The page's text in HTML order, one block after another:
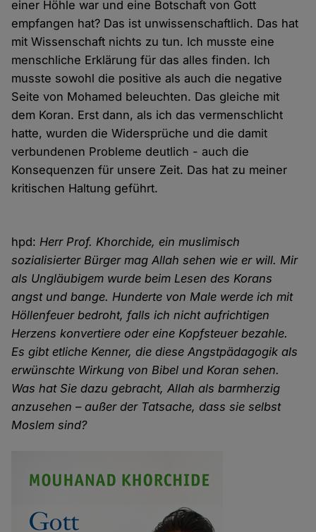
einer Höhle war und eine Botschaft von Gott
empfangen hat? Das ist unwissenschaftlich. Das hat
mit Wissenschaft nichts zu tun. Ich musste eine
menschliche Erklärung für das alles finden. Ich
musste sowohl die positive als auch die negative
Seite von Mohamed beleuchten. Das gleiche mit
dem Koran. Erst dann, als ich das vermenschlicht
hatte, wurden die Widersprüche und die damit
verbundenen Probleme deutlich - auch die
Konsequenzen für unsere Zeit. Das hat zu meiner
kritischen Haltung geführt.
hpd:Herr Prof. Khorchide, ein muslimisch
sozialisierter Bürger mag Allah sehen wie er will. Mir
als Ungläubigem wurde beim Lesen des Korans
angst und bange. Hunderte von Male werde ich mit
Höllenfeuer bedroht, falls ich nicht aufrichtigen
Herzens konvertiere oder eine Kopfsteuer bezahle.
Es gibt etliche Kenner, die diese Angstpädagogik als
erwünschte Wirkung von Bibel und Koran sehen.
Was hat Sie dazu gebracht, Allah als barmherzig
anzusehen – außer der Tatsache, dass sie selbst
Moslem sind?